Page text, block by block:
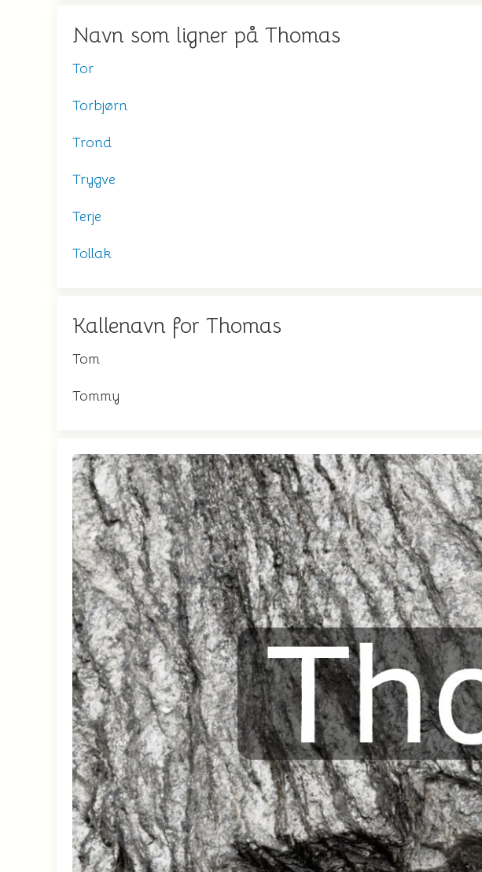
Navn som ligner på Thomas
Tor
Torbjørn
Trond
Trygve
Terje
Tollak
Kallenavn for Thomas
Tom
Tommy